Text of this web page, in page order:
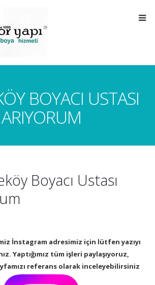
BOYACI USTASI
ARIYORUM
Boyacı Ustası
İnstagram adresimiz için lütfen yazıyı
Yaptığımız tüm işleri paylaşıyoruz,
referans olarak inceleyebilirsiniz